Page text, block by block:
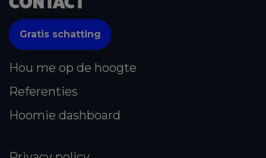
Gratis schatting
Hou me op de hoogte
Referenties
Hoomie dashboard